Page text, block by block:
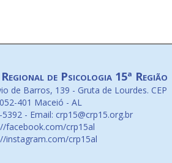
de Psicologia 15ª Região
de Barros, 139 - Gruta de Lourdes. CEP
401 Maceió - AL
- Email: crp15@crp15.org.br
facebook.com/crp15al
instagram.com/crp15al